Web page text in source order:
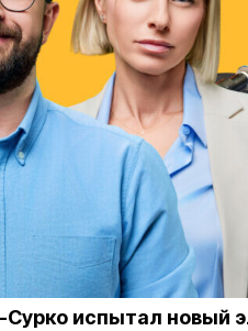
испытал новый